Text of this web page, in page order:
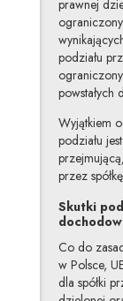
prawnej
podziału
powstałych
Wyjątkiem
podziału
przez
Skutki
Co do
w Polsce,
dla spółki